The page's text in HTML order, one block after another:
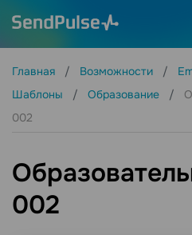
Главная Возможности
Шаблоны
Образование
002
002